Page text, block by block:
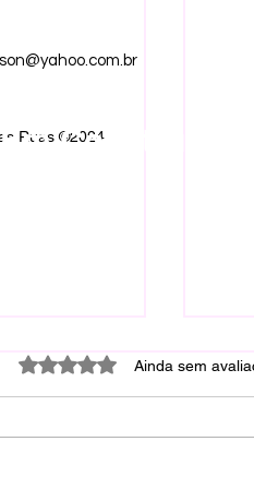
Avaliado com 0 de 5
Ainda sem
Ruas ©2024
Em Construção.